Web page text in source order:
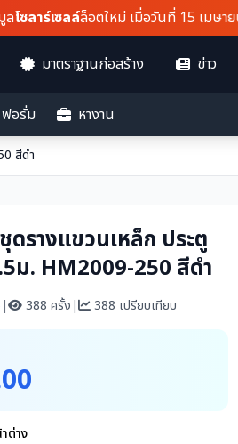
ซลาร์เซลล์ล็อตใหม่ เมื่อวันที่ 15 เมษายน...
มาตราฐานก่อสร้าง ข่าว
ฟอรั่ม หางาน
สีดำ
ดรางแขวนเหล็ก ประตู
ม. HM2009-250 สีดำ
| 388 ครั้ง| 388 เปรียบเทียบ
ต่าง